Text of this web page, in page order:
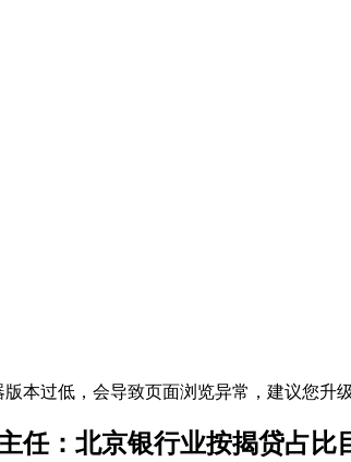
本过低，会导致页面浏览异常，建议您升
任：北京银行业按揭贷占比